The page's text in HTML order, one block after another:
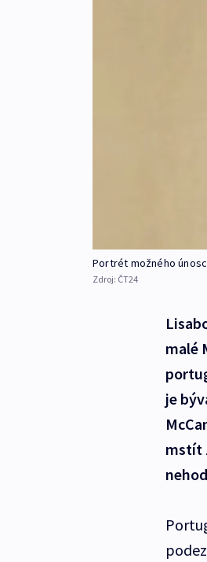
Portrét možného
Zdroj: ČT24
malé
je
mstít